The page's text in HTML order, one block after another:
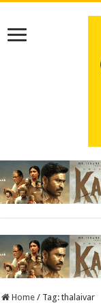
Home / Tag:thalaivar